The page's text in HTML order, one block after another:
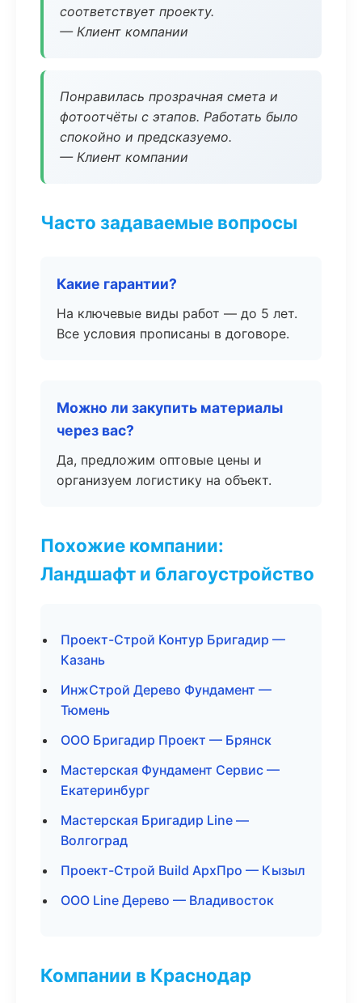
соответствует проекту.
— Клиент компании
Понравилась прозрачная смета и
фотоотчёты с этапов. Работать было
спокойно и предсказуемо.
— Клиент компании
Часто задаваемые вопросы
Какие гарантии?
На ключевые виды работ — до 5 лет.
Все условия прописаны в договоре.
Можно ли закупить материалы
через вас?
Да, предложим оптовые цены и
организуем логистику на объект.
Похожие компании:
Ландшафт и благоустройство
Проект-Строй Контур Бригадир —
Казань
ИнжСтрой Дерево Фундамент —
Тюмень
ООО Бригадир Проект — Брянск
Мастерская Фундамент Сервис —
Екатеринбург
Мастерская Бригадир Line —
Волгоград
Проект-Строй Build АрхПро — Кызыл
ООО Line Дерево — Владивосток
Компании в Краснодар